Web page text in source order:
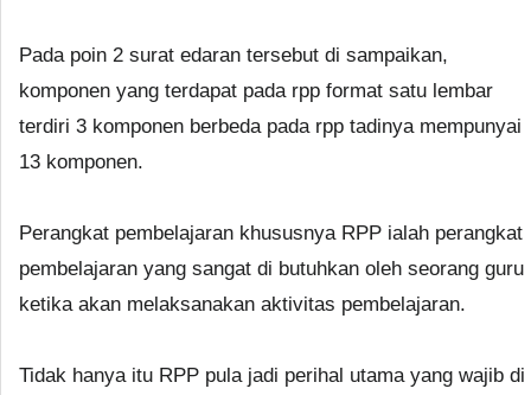
Pada poin 2 surat edaran tersebut di sampaikan,
komponen yang terdapat pada rpp format satu lembar
terdiri 3 komponen berbeda pada rpp tadinya mempunyai
13 komponen.
Perangkat pembelajaran khususnya RPP ialah perangkat
pembelajaran yang sangat di butuhkan oleh seorang guru
ketika akan melaksanakan aktivitas pembelajaran.
Tidak hanya itu RPP pula jadi perihal utama yang wajib di